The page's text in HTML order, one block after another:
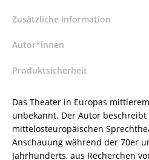
Band
und
–
Kröplin
–
ISBN
9783826050336
/
Zusätzliche Information
Autor*innen
Produktsicherheit
Das Theater in Europas
unbekannt. Der Autor
mittelosteuropäischen
Anschauung während der 70er
Jahrhunderts, aus Recherchen